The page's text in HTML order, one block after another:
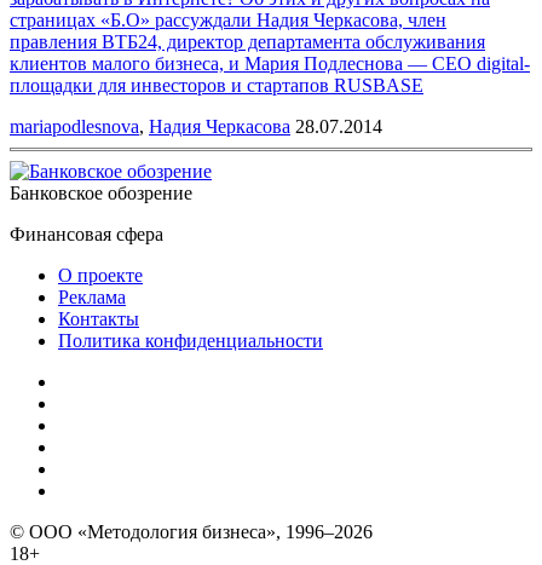
страницах «Б.О» рассуждали Надия Черкасова, член
правления ВТБ24, директор департамента обслуживания
клиентов малого бизнеса, и Мария Подлеснова — CEO digital-
площадки для инвесторов и стартапов RUSBASE
mariapodlesnova, Надия Черкасова 28.07.2014
Банковское обозрение
Финансовая сфера
О проекте
Реклама
Контакты
Политика конфиденциальности
© ООО «Методология бизнеса», 1996–2026
18+